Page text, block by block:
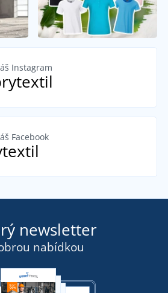
Instagram
Facebook
newsletter
nabídkou